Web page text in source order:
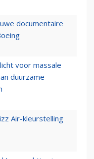
documentaire
voor massale
duurzame
Air-kleurstelling